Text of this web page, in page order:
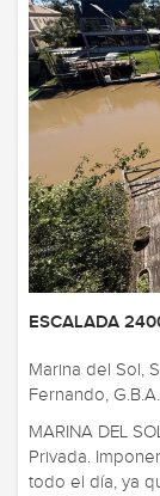
ESCALADA
Marina del Sol,
Fernando,
MARINA DEL
Privada.
todo el día, ya